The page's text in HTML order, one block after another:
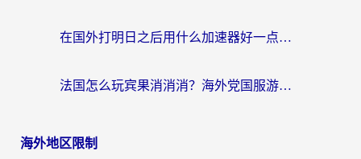
在国外打明日之后用什么加速器好一点？海外玩家亲测有效的国服游戏加速指南
法国怎么玩宾果消消消？海外党国服游戏加速器终极指南（附漫威召唤与合成解决办法）
海外地区限制